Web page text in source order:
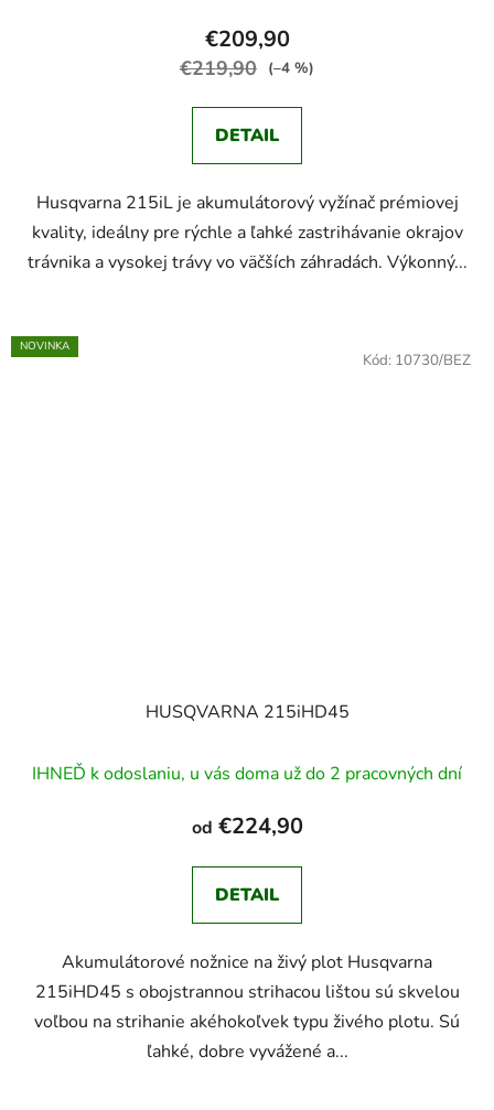
€209,90
€219,90 (–4 %)
DETAIL
Husqvarna 215iL je akumulátorový vyžínač prémiovej
kvality, ideálny pre rýchle a ľahké zastrihávanie okrajov
trávnika a vysokej trávy vo väčších záhradách. Výkonný...
NOVINKA
HUSQVARNA 215iHD45
IHNEĎ k odoslaniu, u vás doma už do 2 pracovných dní
od €224,90
DETAIL
Akumulátorové nožnice na živý plot Husqvarna
215iHD45 s obojstrannou strihacou lištou sú skvelou
voľbou na strihanie akéhokoľvek typu živého plotu. Sú
ľahké, dobre vyvážené a...
Kód: 10730/BEZ